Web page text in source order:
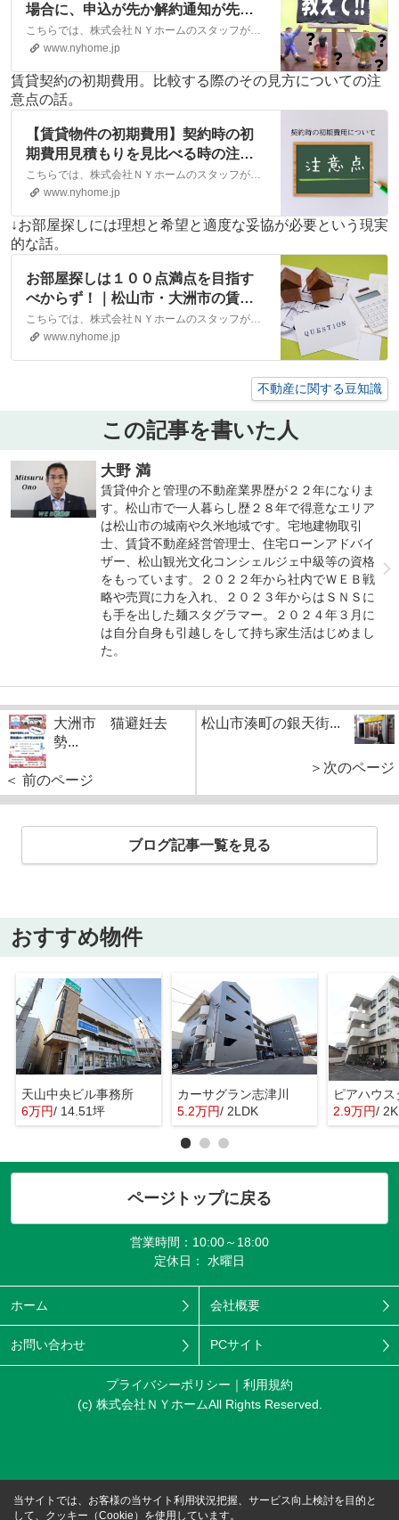
場合に、申込が先か解約通知が先か
という話。｜松山市・大洲市の賃
貸・不動産なら株式会社NYホーム
こちらでは、株式会社ＮＹホームのスタッフが執筆したスタッフブログ記事、「賃貸のお部屋からの引越しを考えた場合に、申込が先か解約通知が先かという話。」をご紹介しております。他にも様々なテーマの記事がありますので、お住まい探しの合間にぜひご一読ください！
www.nyhome.jp
賃貸契約の初期費用。比較する際のその見方についての注
意点の話。
【賃貸物件の初期費用】契約時の初
期費用見積もりを見比べる時の注意
点について｜松山市・大洲市の賃
貸・不動産なら株式会社NYホーム
こちらでは、株式会社ＮＹホームのスタッフが執筆したスタッフブログ記事、「【賃貸物件の初期費用】契約時の初期費用見積もりを見比べる時の注意点について」をご紹介しております。他にも様々なテーマの記事がありますので、お住まい探しの合間にぜひご一読ください！
www.nyhome.jp
↓お部屋探しには理想と希望と適度な妥協が必要という現実
的な話。
お部屋探しは１００点満点を目指す
べからず！｜松山市・大洲市の賃
貸・不動産なら株式会社NYホーム こちらでは、株式会社ＮＹホームのスタッフが執筆したスタッフブログ記事、「お部屋探しは１００点満点を目指すべからず！」をご紹介しております。他にも様々なテーマの記事がありますので、お住まい探しの合間にぜひご一読ください！
www.nyhome.jp
不動産に関する豆知識
この記事を書いた人
大野 満
賃貸仲介と管理の不動産業界歴が２２年になりま
す。松山市で一人暮らし歴２８年で得意なエリア
は松山市の城南や久米地域です。宅地建物取引
士、賃貸不動産経営管理士、住宅ローンアドバイ
ザー、松山観光文化コンシェルジェ中級等の資格
をもっています。２０２２年から社内でＷＥＢ戦
略や売買に力を入れ、２０２３年からはＳＮＳに
も手を出した麺スタグラマー。２０２４年３月に
は自分自身も引越しをして持ち家生活はじめまし
た。
大洲市 猫避妊去
勢...
＜ 前のページ
松山市湊町の銀天街...
＞次のページ
ブログ記事一覧を見る
おすすめ物件
天山中央ビル事務所
6万円/ 14.51坪
カーサグラン志津川
5.2万円/ 2LDK
ピアハウス
2.9万円/ 2K
ページトップに戻る
営業時間：10:00～18:00
定休日： 水曜日
ホーム 会社概要
お問い合わせ PCサイト
プライバシーポリシー
利用規約
(c) 株式会社ＮＹホームAll Rights Reserved.
当サイトでは、お客様の当サイト利用状況把握、サービス向上検討を目的と
して、クッキー（Cookie）を使用しています。